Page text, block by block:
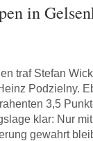
in
traf Stefan
Podzielny.
3,5
klar: Nur
gewahrt